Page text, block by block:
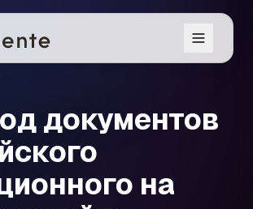
документов
на